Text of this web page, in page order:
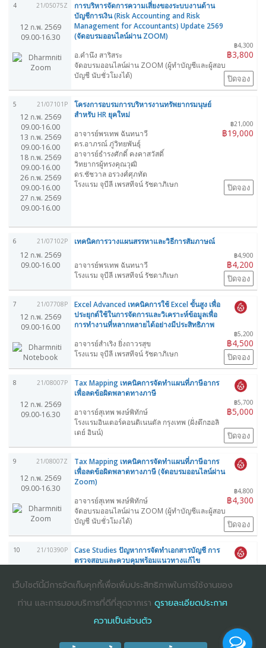
4 21/05075Z
12 ก.พ. 2569
09.00-16.30
การบริหารจัดการความเสี่ยงของระบบงานด้าน
บัญชีการเงิน (Risk Accounting and Risk
Management for Accountants) Update 2569
(จัดอบรมออนไลน์ผ่าน ZOOM)
฿4,300
฿3,800
อ.คำนึง สาริสระ
จัดอบรมออนไลน์ผ่าน ZOOM (ผู้ทำบัญชีและผู้สอบ
บัญชี นับชั่วโมงได้)
ปิดจอง
5 21/07101P
12 ก.พ. 2569
09.00-16.00
13 ก.พ. 2569
09.00-16.00
18 ก.พ. 2569
09.00-16.00
26 ก.พ. 2569
09.00-16.00
27 ก.พ. 2569
09.00-16.00
โครงการอบรมการบริหารงานทรัพยากรมนุษย์
สำหรับ HR ยุคใหม่
฿21,000
฿19,000
อาจารย์พรเทพ ฉันทนาวี
ดร.อาภรณ์ ภู่วิทยพันธุ์
อาจารย์ธำรงศักดิ์ คงคาสวัสดิ์
วิทยากรผู้ทรงคุณวุฒิ
ดร.ชัชวาล อรวงศ์ศุภทัต
โรงแรม จุบีลี เพรสทีจน์ รัชดาภิเษก
ปิดจอง
6 21/07102P
12 ก.พ. 2569
09.00-16.00
เทคนิคการวางแผนสรรหาและวิธีการสัมภาษณ์
฿4,900
฿4,200
อาจารย์พรเทพ ฉันทนาวี
โรงแรม จุบีลี เพรสทีจน์ รัชดาภิเษก
ปิดจอง
7 21/07708P
12 ก.พ. 2569
09.00-16.00
Excel Advanced เทคนิคการใช้ Excel ขั้นสูง เพื่อ
ประยุกต์ใช้ในการจัดการและวิเคราะห์ข้อมูลเพื่อ
การทำงานที่หลากหลายได้อย่างมีประสิทธิภาพ
฿5,200
฿4,500
อาจารย์สำเริง ยิ่งถาวรสุข
โรงแรม จุบีลี เพรสทีจน์ รัชดาภิเษก
ปิดจอง
8 21/08007P
12 ก.พ. 2569
09.00-16.30
Tax Mapping เทคนิคการจัดทำแผนที่ภาษีอากร
เพื่อลดข้อผิดพลาดทางภาษี
฿5,700
฿5,000
อาจารย์สุเทพ พงษ์พิทักษ์
โรงแรมอินเตอร์คอนติเนนตัล กรุงเทพ (ฝั่งตึกฮอลิ
เดย์ อินน์)
ปิดจอง
9 21/08007Z
12 ก.พ. 2569
09.00-16.30
Tax Mapping เทคนิคการจัดทำแผนที่ภาษีอากร
เพื่อลดข้อผิดพลาดทางภาษี (จัดอบรมออนไลน์ผ่าน
Zoom)
฿4,800
฿4,300
อาจารย์สุเทพ พงษ์พิทักษ์
จัดอบรมออนไลน์ผ่าน ZOOM (ผู้ทำบัญชีและผู้สอบ
บัญชี นับชั่วโมงได้)
ปิดจอง
10 21/10390P
09.00-16.30
Case Studies ปัญหาการจัดทำเอกสารบัญชี การ
ตรวจสอบและควบคุมพร้อมแนวทางแก้ไข
ดร.ธีรเศรษฐ์ เมธจิรนนท์
โรงแรมอินเตอร์คอนติเนนตัล กรุงเทพ (ฝั่งตึกฮอลิ
เดย์ อินน์)
เว็บไซต์นี้มีการจัดเก็บคุกกี้เพื่อเพิ่มประสิทธิภาพในการใช้งานของ
ท่าน และการมอบบริการที่ดีที่สุดจากเรา ดูรายละเอียดประกาศ
ความเป็นส่วนตัว